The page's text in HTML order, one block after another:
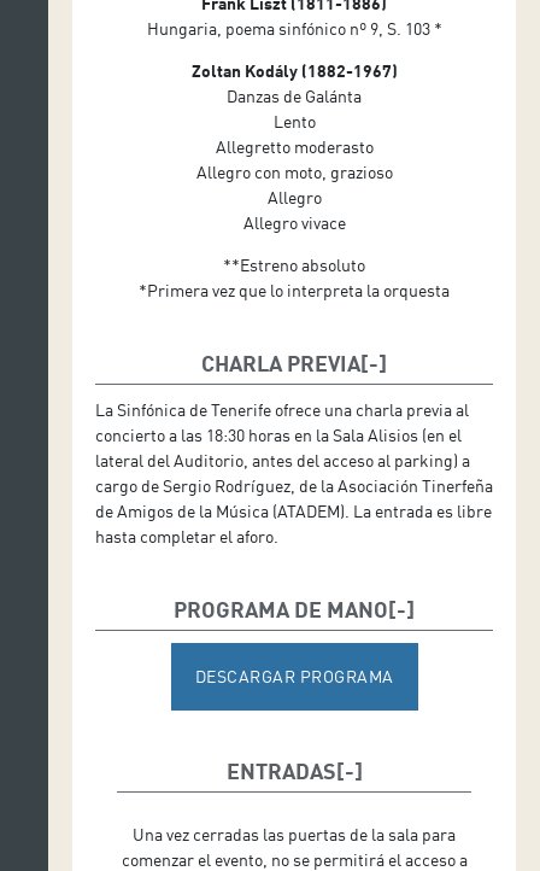
Hungaria, poema sinfónico nº 9, S. 103 *
Zoltan Kodály (1882-1967)
Danzas de Galánta
Lento
Allegretto moderasto
Allegro con moto, grazioso
Allegro
Allegro vivace
**Estreno absoluto
*Primera vez que lo interpreta la orquesta
CHARLA PREVIA
La Sinfónica de Tenerife ofrece una charla previa al
concierto a las 18:30 horas en la Sala Alisios (en el
lateral del Auditorio, antes del acceso al parking) a
cargo de Sergio Rodríguez, de la Asociación Tinerfeña
de Amigos de la Música (ATADEM). La entrada es libre
hasta completar el aforo.
PROGRAMA DE MANO
DESCARGAR PROGRAMA
ENTRADAS
Una vez cerradas las puertas de la sala para
comenzar el evento, no se permitirá el acceso a